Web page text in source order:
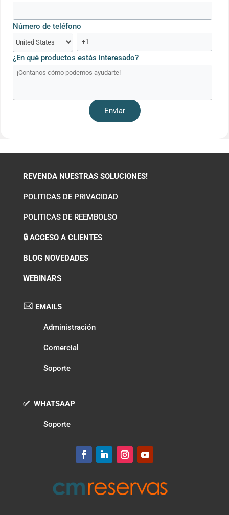
Número de teléfono
¿En qué productos estás interesado?
REVENDA NUESTRAS SOLUCIONES!
POLITICAS DE PRIVACIDAD
POLITICAS DE REEMBOLSO
🔒 ACCESO A CLIENTES
BLOG NOVEDADES
WEBINARS
EMAILS
Administración
Comercial
Soporte
✅ WHATSAAP
Soporte